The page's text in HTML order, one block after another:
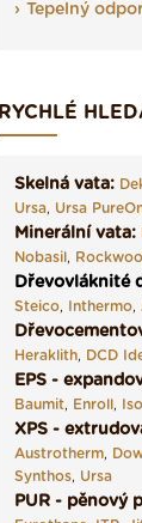
Tepelný
RYCHLÉ
Skelná vata:
Ursa, Ursa
Minerální vata:
Nobasil,
Dřevovláknité
Steico, Inthermo,
Heraklith, DCD
EPS -
Baumit, Enroll,
XPS -
Austrotherm,
Synthos, Ursa
PUR - pěnový